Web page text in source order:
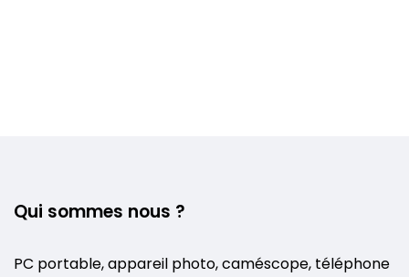
Qui sommes nous ?
PC portable, appareil photo, caméscope, téléphone